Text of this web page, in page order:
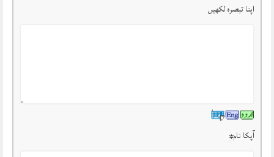
اپنا تبصرہ لکھیں
آپکا نام*